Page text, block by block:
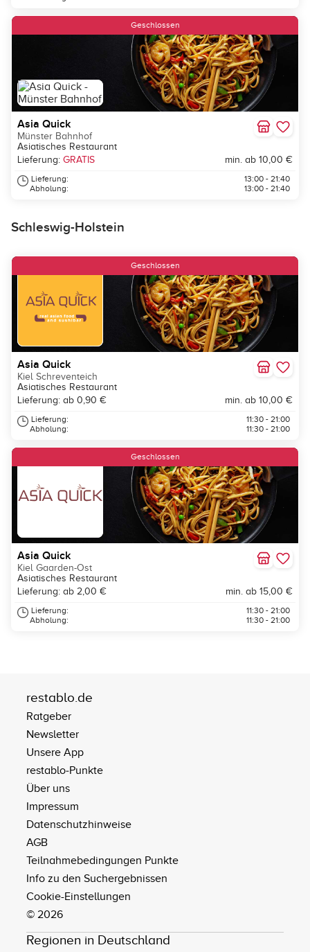
Geschlossen
Asia Quick
Münster Bahnhof
Asiatisches Restaurant
Lieferung: GRATIS min. ab 10,00 €
Lieferung:
Abholung:
13:00 - 21:40
13:00 - 21:40
Schleswig-Holstein
Geschlossen
Asia Quick
Kiel Schreventeich
Asiatisches Restaurant
Lieferung: ab 0,90 €
min. ab 10,00 €
Lieferung:
Abholung:
11:30 - 21:00
11:30 - 21:00
Geschlossen
Asia Quick
Kiel Gaarden-Ost
Asiatisches Restaurant
Lieferung: ab 2,00 €
min. ab 15,00 €
Lieferung:
Abholung:
11:30 - 21:00
11:30 - 21:00
restablo.de
Ratgeber
Newsletter
Unsere App
restablo‑Punkte
Über uns
Impressum
Datenschutzhinweise
AGB
Teilnahmebedingungen Punkte
Info zu den Suchergebnissen
Cookie-Einstellungen
© 2026
Regionen in Deutschland